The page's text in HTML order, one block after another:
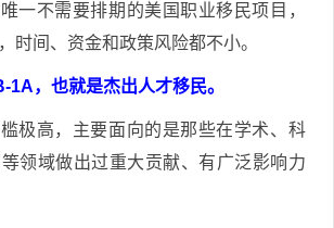
一不需要排期的美国职业移民项目，
时间、资金和政策风险都不小。
1A，也就是杰出人才移民。
极高，主要面向的是那些在学术、科
领域做出过重大贡献、有广泛影响力